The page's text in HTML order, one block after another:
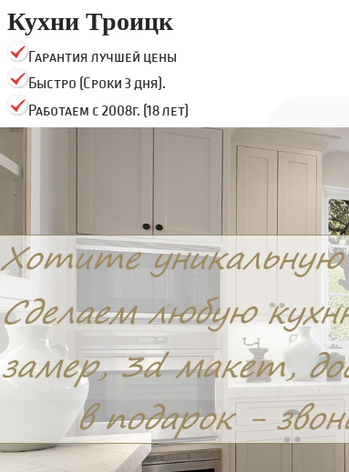
Кухни Троицк
Гарантия лучшей цены
Быстро (Сроки 3 дня).
Работаем с 2008г. (18 лет)